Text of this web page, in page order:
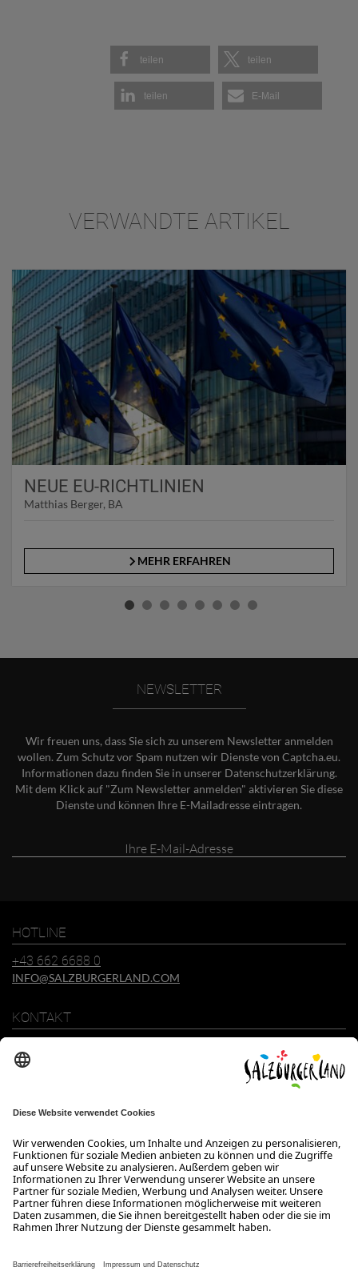
teilen teilen
teilen E-Mail
VERWANDTE ARTIKEL
NEUE EU-RICHTLINIEN
Matthias Berger, BA
MEHR ERFAHREN
NEWSLETTER
Wir freuen uns, dass Sie sich zu unserem Newsletter anmelden
wollen. Zum Schutz vor Spam nutzen wir Dienste von Captcha.eu.
Informationen dazu finden Sie in unserer Datenschutzerklärung.
Mit dem Klick auf "Zum Newsletter anmelden" aktivieren Sie diese
Dienste und können Ihre E-Mailadresse eintragen.
HOTLINE
+43 662 6688 0
INFO@SALZBURGERLAND.COM
KONTAKT
+43 662 6688 0
ÖFFNUNGSZEITEN
Wir freuen uns auf Ihre Anfrage!
Gerne stehen wir Ihnen von Montag bis Donnerstag von 08:00 bis